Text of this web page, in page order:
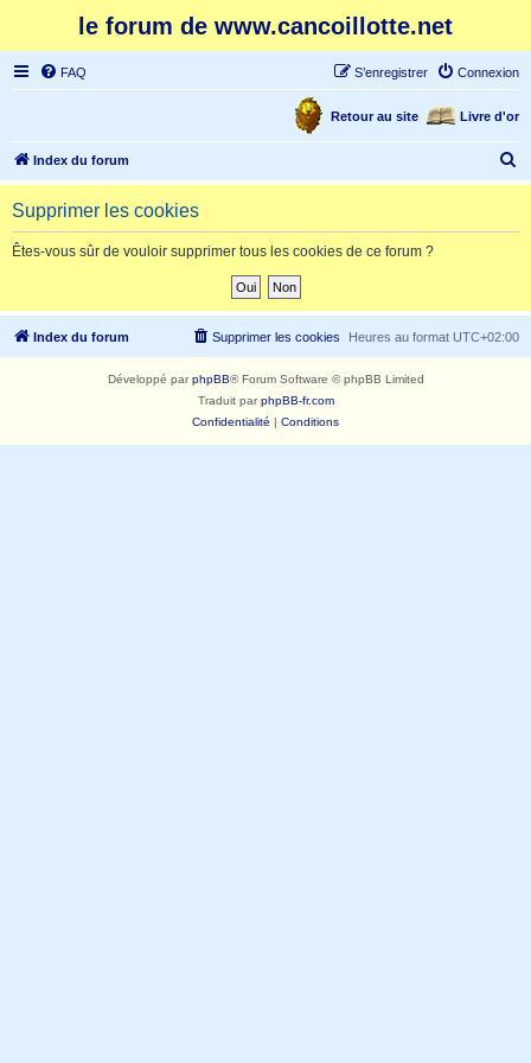
le forum de www.cancoillotte.net
FAQ Connexion
S’enregistrer
Livre d'or
Retour au site
Index du forum
e
h
Supprimer les cookies
Êtes-vous sûr de vouloir supprimer tous les cookies de ce forum ?
Index du forum Heures au format UTC+02:00
Supprimer les cookies
Développé parphpBB® Forum Software © phpBB Limited
Traduit parphpBB-fr.com
Confidentialité | Conditions